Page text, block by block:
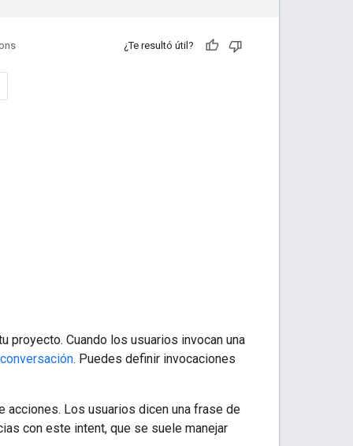
¿Te resultó útil?
proyecto. Cuando los usuarios invocan una
. Puedes definir invocaciones
acciones. Los usuarios dicen una frase de
con este intent, que se suele manejar